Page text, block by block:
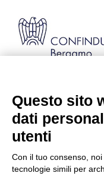
Codice Fiscale:
CONFINDUSTRIA
Questo sito
dati
utenti
Con il tuo consenso,
tecnologie simili per